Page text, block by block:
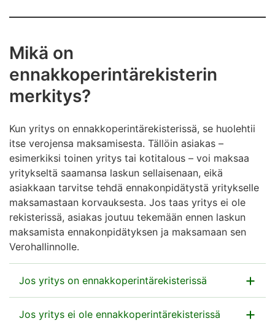
Mikä on
ennakkoperintärekisterin
merkitys?
Kun yritys on ennakkoperintärekisterissä, se huolehtii
itse verojensa maksamisesta. Tällöin asiakas –
esimerkiksi toinen yritys tai kotitalous – voi maksaa
yritykseltä saamansa laskun sellaisenaan, eikä
asiakkaan tarvitse tehdä ennakonpidätystä yritykselle
maksamastaan korvauksesta. Jos taas yritys ei ole
rekisterissä, asiakas joutuu tekemään ennen laskun
maksamista ennakonpidätyksen ja maksamaan sen
Verohallinnolle.
Jos yritys on ennakkoperintärekisterissä
Riittää, että asiakas maksaa laskun.
Jos yritys ei ole ennakkoperintärekisterissä